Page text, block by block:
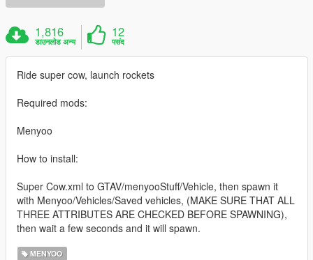
1,816
डाउनलोड अन्य
12
पसंद
Ride super cow, launch rockets
Required mods:
Menyoo
How to install:
Super Cow.xml to GTAV/menyooStuff/Vehicle, then spawn it
with Menyoo/Vehicles/Saved vehicles, (MAKE SURE THAT ALL
THREE ATTRIBUTES ARE CHECKED BEFORE SPAWNING),
then wait a few seconds and it will spawn.
MENYOO